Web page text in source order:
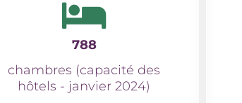
788
chambres (capacité des
hôtels - janvier 2024)